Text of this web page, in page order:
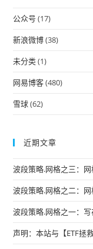
公众号 (17)
新浪微博(38)
未分类(1)
网易博客(480)
雪球(62)
近期文章
波段策略.网格之三：
波段策略.网格之二：
波段策略.网格之一：
声明：本站与【ETF拯